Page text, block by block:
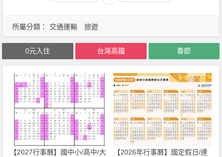
所屬分類： 交通運輸 旅遊
0元入住 台灣高鐵 春節
【2027行事曆】國中小/高中/大
【2026年行事曆】國定假日/連